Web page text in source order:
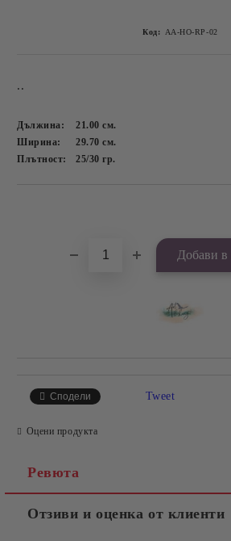
Код: AA-HO-RP-02
..
Дължина: 21.00см.
Ширина:
29.70см.
Плътност:
25/30гр.
Сподели Tweet
Оцени продукта
Ревюта
Отзиви и оценка от клиенти